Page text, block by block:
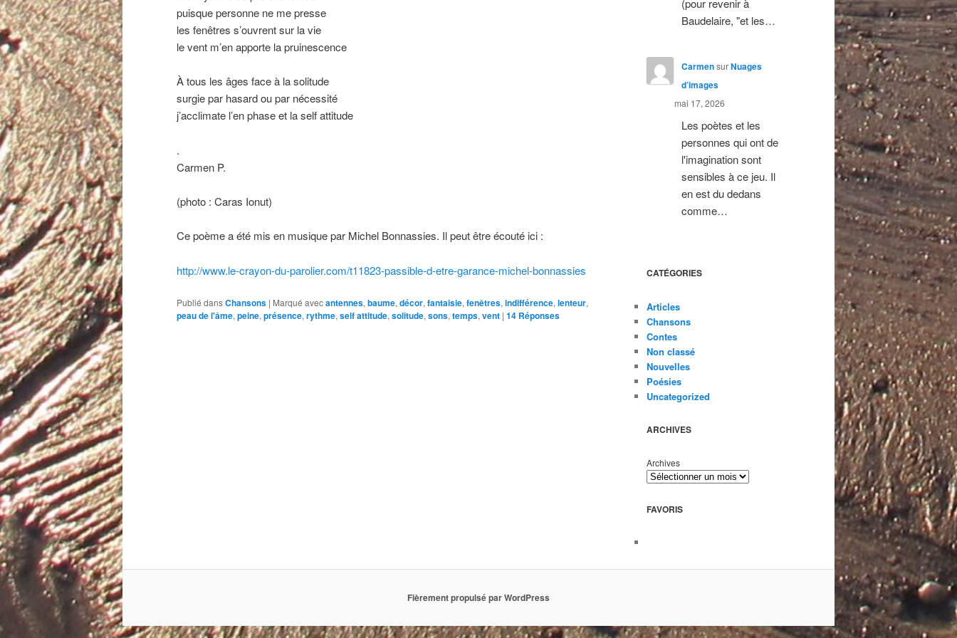
puisque personne ne me presse
les fenêtres s’ouvrent sur la vie
le vent m’en apporte la pruinescence
À tous les âges face à la solitude
surgie par hasard ou par nécessité
j’acclimate l’en phase et la self attitude
.
Carmen P.
(photo : Caras Ionut)
Ce poème a été mis en musique par Michel Bonnassies. Il peut être écouté ici :
http://www.le-crayon-du-parolier.com/t11823-passible-d-etre-garance-michel-bonnassies
Publié dansChansons | Marqué avecantennes, baume, décor, fantaisie, fenêtres, indifférence, lenteur,
peau de l'âme, peine, présence, rythme, self attitude, solitude, sons, temps, vent | 14 Réponses
(pour revenir à
Baudelaire, "et les…
CarmensurNuages
d’images
mai 17, 2026
Les poètes et les
personnes qui ont de
l'imagination sont
sensibles à ce jeu. Il
en est du dedans
comme…
CATÉGORIES
Articles
Chansons
Contes
Non classé
Nouvelles
Poésies
Uncategorized
ARCHIVES
Archives
FAVORIS
Fièrement propulsé par WordPress